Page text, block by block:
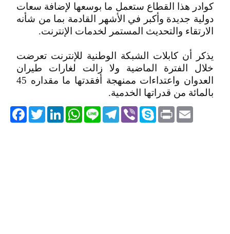
كوادر هذا القطاع ستعمل ما بوسعها لإضافة سعات
دولية جديدة وأكبر في الأشهر القادمة بما من شأنه
الارتقاء والتحديث المستمر لخدمات الإنترنت.
يذكر أن كابلات الشبكة الوطنية للإنترنت تعرضت
خلال الفترة الماضية ولا زالت لغارات طيران
العدوان واعتداءات ممنهجة أفقدتها ما مقداره 45
بالمائة من قدراتها الخدمية.
TwitterLinkedIn
WhatsApp Line
Telegram ViberSkype PrintEmail